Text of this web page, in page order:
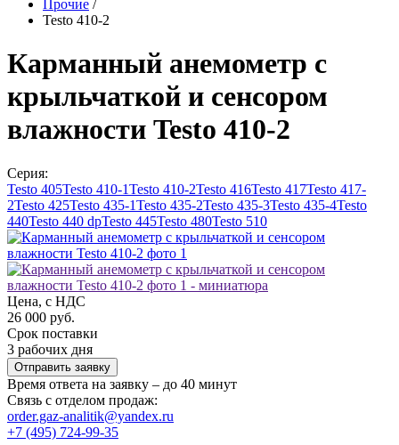
Прочие /
Testo 410-2
Карманный анемометр с
крыльчаткой и сенсором
влажности Testo 410-2
Серия:
Testo 405Testo 410-1Testo 410-2Testo 416Testo 417Testo 417-
2Testo 425Testo 435-1Testo 435-2Testo 435-3Testo 435-4Testo
440Testo 440 dpTesto 445Testo 480Testo 510
Цена, с НДС
26 000 руб.
Срок поставки
3 рабочих дня
Отправить заявку
Время ответа на заявку – до 40 минут
Связь с отделом продаж:
order.gaz-analitik@yandex.ru
+7 (495) 724-99-35